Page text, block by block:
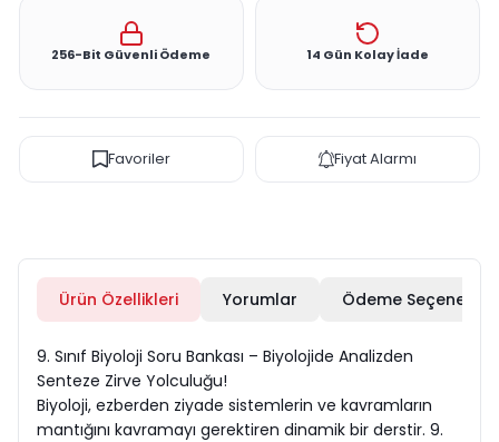
256-Bit Güvenli Ödeme 14 Gün Kolay İade
Favoriler Fiyat Alarmı
Ürün Özellikleri Yorumlar Ödeme Seçenekleri
9. Sınıf Biyoloji Soru Bankası – Biyolojide Analizden
Senteze Zirve Yolculuğu!
Biyoloji, ezberden ziyade sistemlerin ve kavramların
mantığını kavramayı gerektiren dinamik bir derstir. 9.